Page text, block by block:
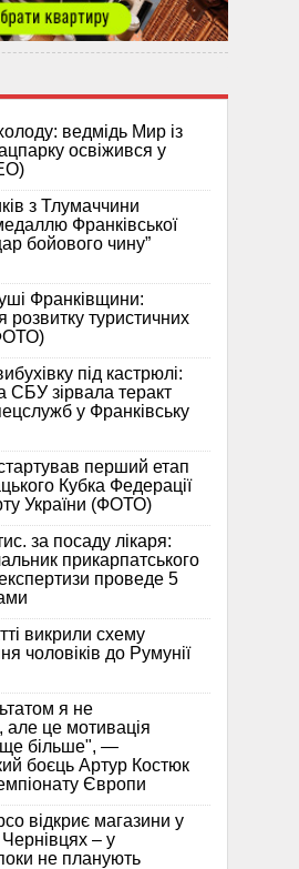
ведмідь Мир із
освіжився у
з Тлумаччини
Франківської
бойового чину”
Франківщини:
розвитку туристичних
під кастрюлі:
СБУ зірвала теракт
у Франківську
перший етап
Кубка Федерації
України (ФОТО)
за посаду лікаря:
прикарпатського
проведе 5
викрили схему
чоловіків до Румунії
я не
але це мотивація
ще більше", —
боєць Артур Костюк
Європи
відкриє магазини у
– у
не планують